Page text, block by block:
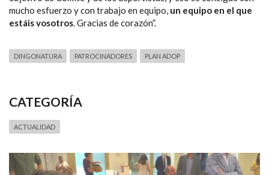
mucho esfuerzo y con trabajo en equipo, un equipo en el que
estáis vosotros. Gracias de corazón”.
DINGONATURA PATROCINADORES PLAN ADOP
CATEGORÍA
ACTUALIDAD